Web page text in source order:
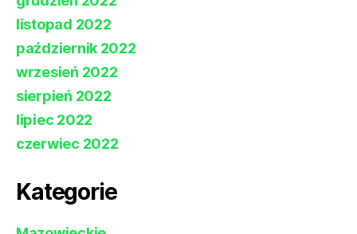
listopad 2022
październik 2022
wrzesień 2022
sierpień 2022
lipiec 2022
czerwiec 2022
Kategorie